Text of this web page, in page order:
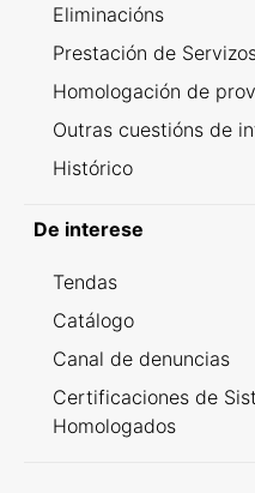
Eliminacións
Prestación de
Homologación de
Outras cuestións de
Histórico
De interese
Tendas
Catálogo
Canal de denuncias
Certificaciones de
Homologados